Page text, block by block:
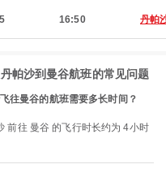
16:50 丹帕
帕沙到曼谷航班的常见问题
往曼谷的航班需要多长时间？